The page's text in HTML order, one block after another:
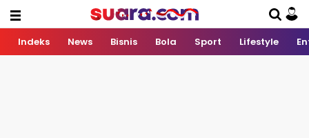
Indeks News Bisnis Bola Sport Lifestyle